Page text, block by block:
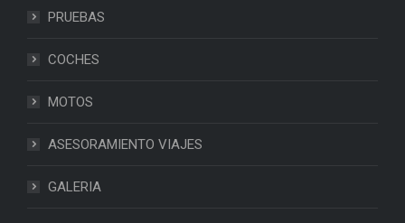
PRUEBAS
COCHES
MOTOS
ASESORAMIENTO VIAJES
GALERIA